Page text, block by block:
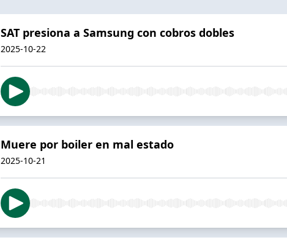
SAT presiona a Samsung con cobros dobles
2025-10-22
Muere por boiler en mal estado
2025-10-21